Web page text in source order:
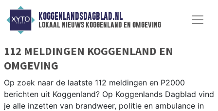
KOGGENLANDSDAGBLAD.NL
lokaal nieuws koggenland en omgeving
112 MELDINGEN KOGGENLAND EN
OMGEVING
Op zoek naar de laatste 112 meldingen en P2000
berichten uit Koggenland? Op Koggenlands Dagblad vind
je alle inzetten van brandweer, politie en ambulance in